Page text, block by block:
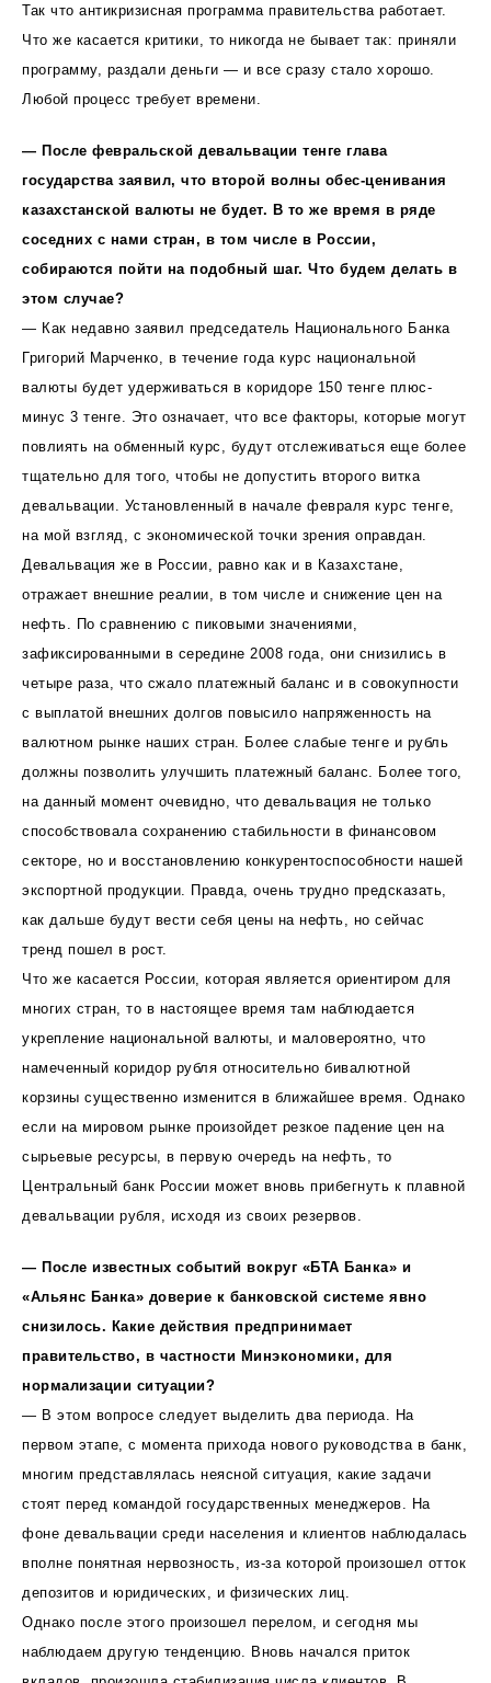
Так что антикризисная программа правительства работает.
Что же касается критики, то никогда не бывает так: приняли
программу, раздали деньги — и все сразу стало хорошо.
Любой процесс требует времени.
— После февральской девальвации тенге глава
государства заявил, что второй волны обес-ценивания
казахстанской валюты не будет. В то же время в ряде
соседних с нами стран, в том числе в России,
собираются пойти на подобный шаг. Что будем делать в
этом случае?
— Как недавно заявил председатель Национального Банка
Григорий Марченко, в течение года курс национальной
валюты будет удерживаться в коридоре 150 тенге плюс-
минус 3 тенге. Это означает, что все факторы, которые могут
повлиять на обменный курс, будут отслеживаться еще более
тщательно для того, чтобы не допустить второго витка
девальвации. Установленный в начале февраля курс тенге,
на мой взгляд, с экономической точки зрения оправдан.
Девальвация же в России, равно как и в Казахстане,
отражает внешние реалии, в том числе и снижение цен на
нефть. По сравнению с пиковыми значениями,
зафиксированными в середине 2008 года, они снизились в
четыре раза, что сжало платежный баланс и в совокупности
с выплатой внешних долгов повысило напряженность на
валютном рынке наших стран. Более слабые тенге и рубль
должны позволить улучшить платежный баланс. Более того,
на данный момент очевидно, что девальвация не только
способствовала сохранению стабильности в финансовом
секторе, но и восстановлению конкурентоспособности нашей
экспортной продукции. Правда, очень трудно предсказать,
как дальше будут вести себя цены на нефть, но сейчас
тренд пошел в рост.
Что же касается России, которая является ориентиром для
многих стран, то в настоящее время там наблюдается
укрепление национальной валюты, и маловероятно, что
намеченный коридор рубля относительно бивалютной
корзины существенно изменится в ближайшее время. Однако
если на мировом рынке произойдет резкое падение цен на
сырьевые ресурсы, в первую очередь на нефть, то
Центральный банк России может вновь прибегнуть к плавной
девальвации рубля, исходя из своих резервов.
— После известных событий вокруг «БТА Банка» и
«Альянс Банка» доверие к банковской системе явно
снизилось. Какие действия предпринимает
правительство, в частности Минэкономики, для
нормализации ситуации?
— В этом вопросе следует выделить два периода. На
первом этапе, с момента прихода нового руководства в банк,
многим представлялась неясной ситуация, какие задачи
стоят перед командой государственных менеджеров. На
фоне девальвации среди населения и клиентов наблюдалась
вполне понятная нервозность, из-за которой произошел отток
депозитов и юридических, и физических лиц.
Однако после этого произошел перелом, и сегодня мы
наблюдаем другую тенденцию. Вновь начался приток